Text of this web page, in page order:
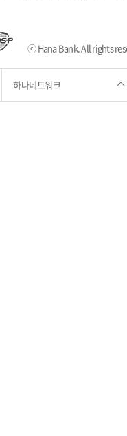
ⓒ Hana Bank. All rights
하나네트워크